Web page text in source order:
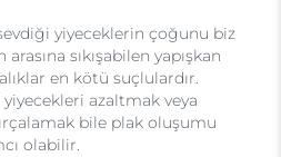
yiyeceklerin çoğunu biz
sıkışabilen yapışkan
en kötü suçlulardır.
azaltmak veya
bile plak oluşumu
olabilir.